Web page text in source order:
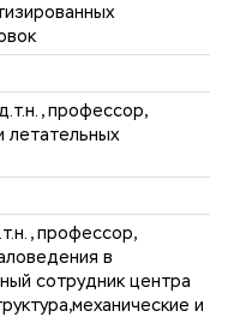
профессор,
профессор,
в
сотрудник центра
и